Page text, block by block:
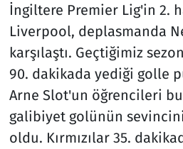
İngiltere Premier Lig'in 2.
Liverpool, deplasmanda
karşılaştı. Geçtiğimiz
90. dakikada yediği golle
Arne Slot'un öğrencileri
galibiyet golünün
oldu. Kırmızılar 35.
Seçim 2023
Spor
Teknoloji ve Bilim
Televizyon